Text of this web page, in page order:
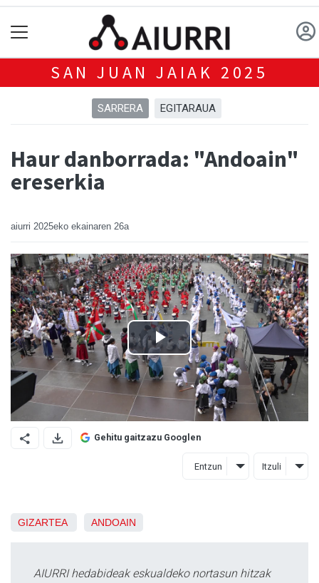
SAN JUAN JAIAK 2025
SARRERA EGITARAUA
Haur danborrada: "Andoain"
ereserkia
aiurri 2025eko ekainaren 26a
Gehitu gaitzazu Googlen
Entzun Itzuli
GIZARTEA ANDOAIN
AIURRI hedabideak eskualdeko nortasun hitzak